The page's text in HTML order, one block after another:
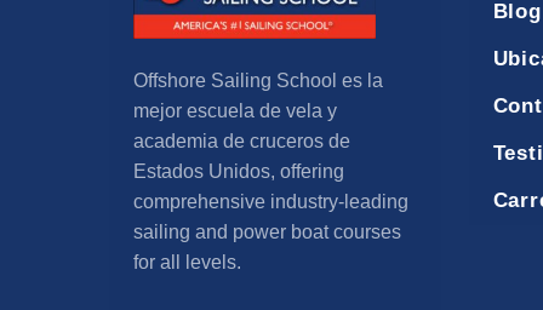
Offshore Sailing School es la
mejor escuela de vela y
academia de cruceros de
Estados Unidos, offering
comprehensive industry-leading
sailing and power boat courses
for all levels.
Blog